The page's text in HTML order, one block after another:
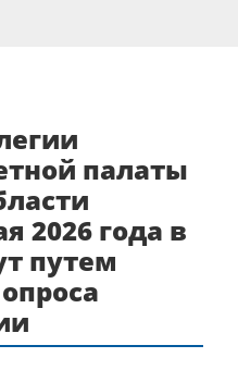
палаты
2026 года в
путем